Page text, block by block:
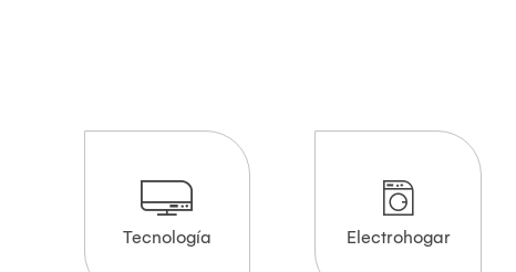
Tecnología Electrohogar